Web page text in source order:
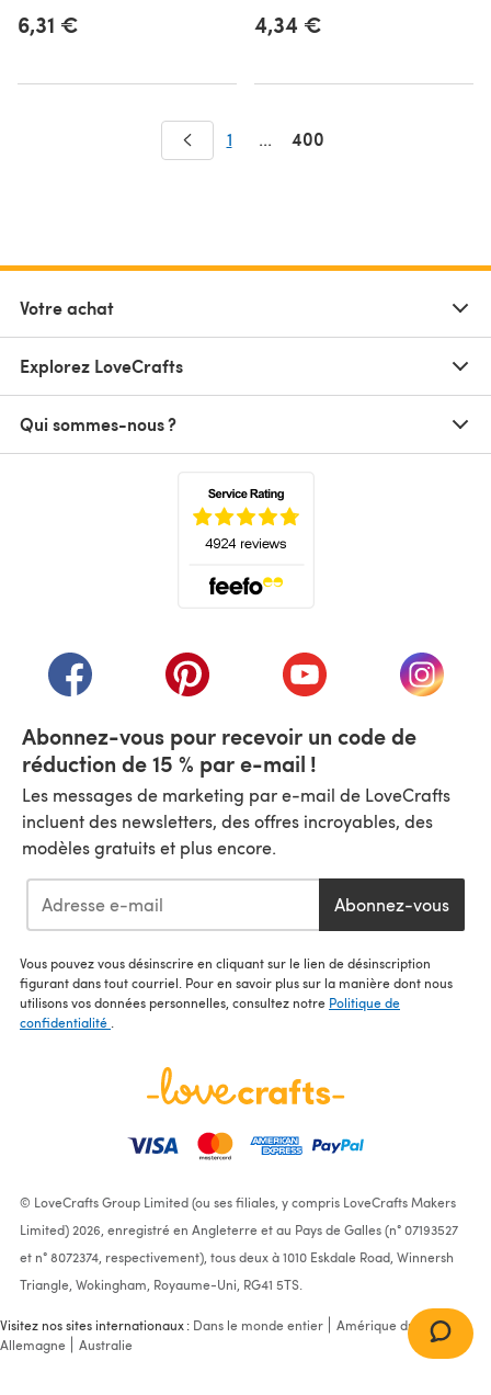
6,31 € 4,34 €
1 ... 400
Votre achat
Explorez LoveCrafts
Qui sommes-nous ?
(s'ouvre dans un nouvel onglet)
(s'ouvre dans un nouvel onglet)
(s'ouvre dans un(s'ouvre
Abonnez-vous pour recevoir un code de
réduction de 15 % par e-mail !
Les messages de marketing par e-mail de LoveCrafts
incluent des newsletters, des offres incroyables, des
modèles gratuits et plus encore.
Abonnez-vous
Vous pouvez vous désinscrire en cliquant sur le lien de désinscription
figurant dans tout courriel. Pour en savoir plus sur la manière dont nous
utilisons vos données personnelles, consultez notre Politique de
confidentialité .
© LoveCrafts Group Limited (ou ses filiales, y compris LoveCrafts Makers
Limited) 2026, enregistré en Angleterre et au Pays de Galles (n° 07193527
et n° 8072374, respectivement), tous deux à 1010 Eskdale Road, Winnersh
Triangle, Wokingham, Royaume-Uni, RG41 5TS.
Visitez nos sites internationaux : Dans le monde entier
Amérique du Nord
Allemagne
Australie